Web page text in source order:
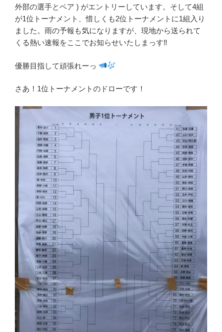
外部の選手とペア ) がエントリーしています。そして4組
が1位トーナメント、惜しくも2位トーナメントに1組入り
ました。雨の予報も気になりますが、現地から送られて
くる熱い速報をここでお知らせいたしまっす‼
優勝目指して頑張れーっ
さあ！1位トーナメントのドローです！